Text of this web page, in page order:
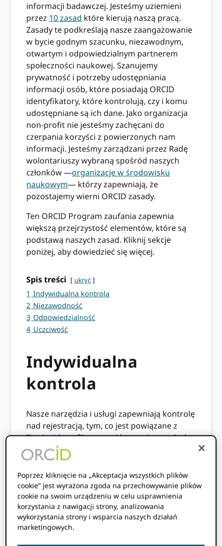
informacji badawczej. Jesteśmy uziemieni
przez 10 zasad które kierują naszą pracą.
Zasady te podkreślają nasze zaangażowanie
w bycie godnym szacunku, niezawodnym,
otwartym i odpowiedzialnym partnerem
społeczności naukowej. Szanujemy
prywatność i potrzeby udostępniania
informacji osób, które posiadają ORCID
identyfikatory, które kontrolują, czy i komu
udostępniane są ich dane. Jako organizacja
non-profit nie jesteśmy zachęcani do
czerpania korzyści z powierzonych nam
informacji. Jesteśmy zarządzani przez Radę
wolontariuszy wybraną spośród naszych
członków —organizacje w środowisku
naukowym— którzy zapewniają, że
pozostajemy wierni ORCID zasady.
Ten ORCID Program zaufania zapewnia
większą przejrzystość elementów, które są
podstawą naszych zasad. Kliknij sekcje
poniżej, aby dowiedzieć się więcej.
Spis treści ukryć
1 Indywidualna kontrola
2 Niezawodność
3 Odpowiedzialność
4 Uczciwość
Indywidualna
kontrola
Nasze narzędzia i usługi zapewniają kontrolę
nad rejestracją, tym, co jest powiązane z
Twoim identyfikatorem i kto może uzyskać
dostęp do Twoich informacji. Zapewniamy
bezpieczeństwo i ochronę systemu, aby
zapewnić utrzymanie kontroli użytkownika.
Miej pewność, że ORCID będzie:
Podaj unikalne identyfikatory osób
Szanuj moją prywatność, pozwalając mi
Poprzez kliknięcie na „Akceptacja wszystkich plików
cookie” jest wyrażona zgoda na przechowywanie plików
cookie na swoim urządzeniu w celu usprawnienia
korzystania z nawigacji strony, analizowania
wykorzystania strony i wsparcia naszych działań
marketingowych.